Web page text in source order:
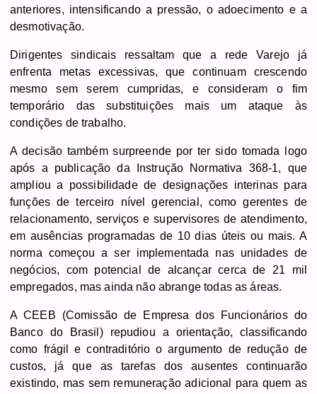
anteriores, intensificando a pressão, o adoecimento e a
desmotivação.
Dirigentes sindicais ressaltam que a rede Varejo já
enfrenta metas excessivas, que continuam crescendo
mesmo sem serem cumpridas, e consideram o fim
temporário das substituições mais um ataque às
condições de trabalho.
A decisão também surpreende por ter sido tomada logo
após a publicação da Instrução Normativa 368-1, que
ampliou a possibilidade de designações interinas para
funções de terceiro nível gerencial, como gerentes de
relacionamento, serviços e supervisores de atendimento,
em ausências programadas de 10 dias úteis ou mais. A
norma começou a ser implementada nas unidades de
negócios, com potencial de alcançar cerca de 21 mil
empregados, mas ainda não abrange todas as áreas.
A CEEB (Comissão de Empresa dos Funcionários do
Banco do Brasil) repudiou a orientação, classificando
como frágil e contraditório o argumento de redução de
custos, já que as tarefas dos ausentes continuarão
existindo, mas sem remuneração adicional para quem as